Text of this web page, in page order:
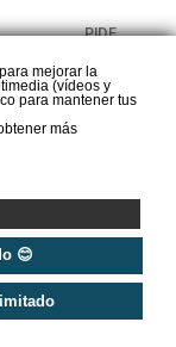
mejorar la
(vídeos y
para mantener tus
más
😊
PIDE
CALORYFRIO